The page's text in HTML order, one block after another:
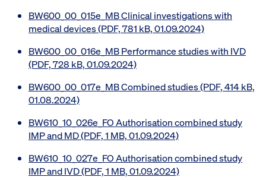
BW600_00_015e_MB Clinical investigations with
medical devices (PDF, 781 kB, 01.09.2024)
BW600_00_016e_MB Performance studies with IVD
(PDF, 728 kB, 01.09.2024)
BW600_00_017e_MB Combined studies (PDF, 414 kB,
01.08.2024)
BW610_10_026e_FO Authorisation combined study
IMP and MD (PDF, 1 MB, 01.09.2024)
BW610_10_027e_FO Authorisation combined study
IMP and IVD (PDF, 1 MB, 01.09.2024)